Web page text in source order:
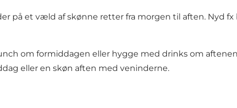
på et væld af skønne retter fra morgen til aften. Nyd
om formiddagen eller hygge med drinks om
eller en skøn aften med veninderne.